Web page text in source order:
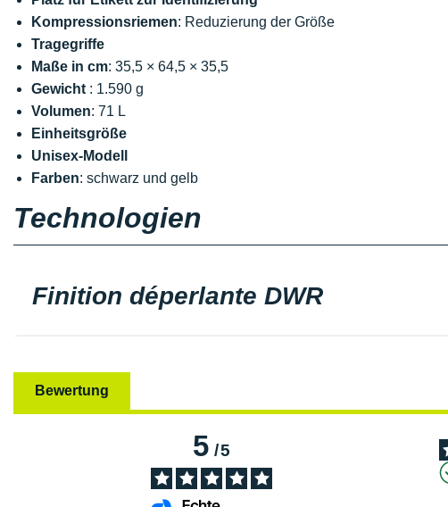
Kompressionsriemen: Reduzierung der Größe
Tragegriffe
Maße in cm: 35,5 × 64,5 × 35,5
Gewicht : 1.590 g
Volumen: 71 L
Einheitsgröße
Unisex-Modell
Farben: schwarz und gelb
Technologien
Finition déperlante DWR
Bewertung
5/5